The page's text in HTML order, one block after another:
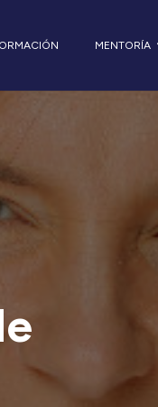
MENTORÍA